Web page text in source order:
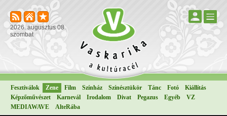
2026. augusztus 08.
szombat
Fesztiválok Zene Film Színház Színésztükör Tánc Fotó
Kiállítás
Képzőművészet
Karnevál Irodalom Divat Pegazus Egyéb
VZ
MEDIAWAVE
AlteRába